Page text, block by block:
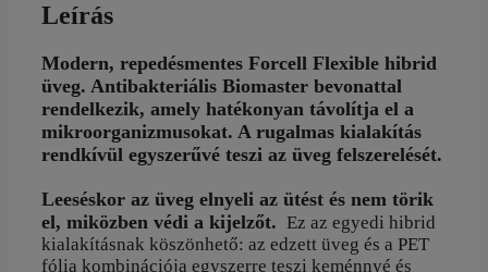
14
Pro
mennyiség
Leírás
Modern, repedésmentes Forcell Flexible hibrid
üveg. Antibakteriális Biomaster bevonattal
rendelkezik, amely hatékonyan távolítja el a
mikroorganizmusokat. A rugalmas kialakítás
rendkívül egyszerűvé teszi az üveg felszerelését.
Leeséskor az üveg elnyeli az ütést és nem törik
el, miközben védi a kijelzőt. Ez az egyedi hibrid
kialakításnak köszönhető: az edzett üveg és a PET
fólia kombinációja egyszerre teszi keménnyé és